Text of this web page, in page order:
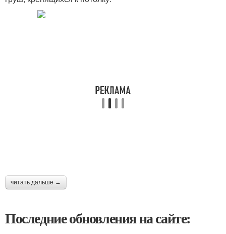
читать дальше →
Последние обновления на сайте: